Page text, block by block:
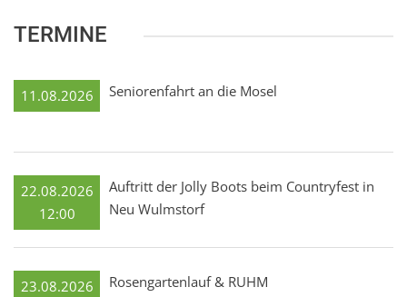
TERMINE
11.08.2026 Seniorenfahrt an die Mosel
22.08.2026
12:00
Auftritt der Jolly Boots beim Countryfest in
Neu Wulmstorf
23.08.2026 Rosengartenlauf & RUHM